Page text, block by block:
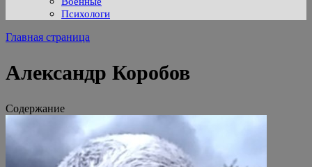
Психологи
Главная страница
Александр Коробов
Содержание